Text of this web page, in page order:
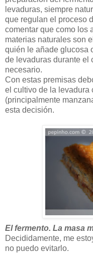
levaduras, siempre
que regulan el proceso
comentar que como los
materias naturales son
quién le añade glucosa
de levaduras durante el
necesario.
Con estas premisas
el cultivo de la levadura
(principalmente
esta decisión.
El fermento. La masa
Decididamente, me
no puedo evitarlo.